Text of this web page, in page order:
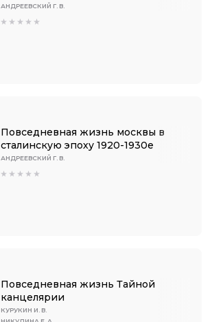
АНДРЕЕВСКИЙ Г. В.
Повседневная жизнь москвы в
сталинскую эпоху 1920-1930е
АНДРЕЕВСКИЙ Г. В.
Повседневная жизнь Тайной
канцелярии
КУРУКИН И. В.